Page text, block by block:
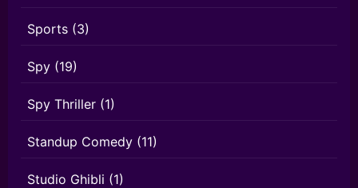
Sports (3)
Spy (19)
Spy Thriller (1)
Standup Comedy (11)
Studio Ghibli (1)